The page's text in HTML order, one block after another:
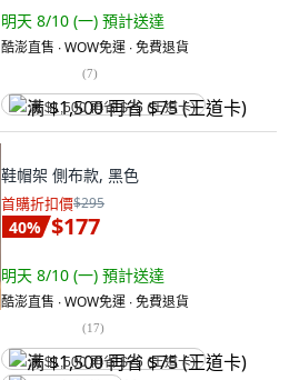
明天 8/10 (一) 預計送達
酷澎直售 ∙ WOW免運 ∙ 免費退貨
(7)
满 $1,500 再省 $75 (王道卡)
鞋帽架 側布款, 黑色
首購折扣價$295
40% $177
明天 8/10 (一) 預計送達
酷澎直售 ∙ WOW免運 ∙ 免費退貨
(17)
满 $1,500 再省 $75 (王道卡)